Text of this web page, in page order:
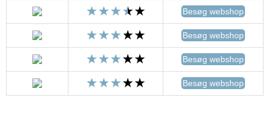
Besøg webshop
Besøg webshop
Besøg webshop
Besøg webshop